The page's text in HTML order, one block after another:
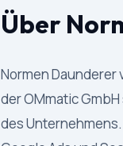
Über
Normen
der OMmatic
des